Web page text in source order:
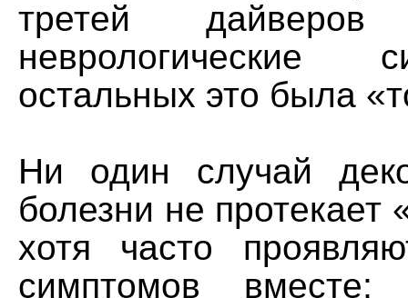
третей дайверов
неврологические
остальных это была
Ни один случай
болезни не протекает
хотя часто
симптомов